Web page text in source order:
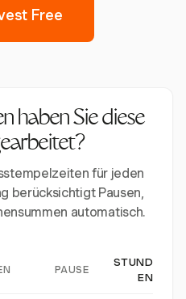
Free
haben Sie diese
für jeden
berücksichtigt Pausen,
automatisch.
PAUSE
STUND
EN